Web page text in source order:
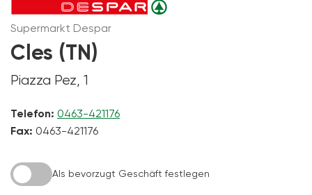
Supermarkt Despar
Cles (TN)
Piazza Pez, 1
Telefon: 0463-421176
Fax: 0463-421176
Als bevorzugt Geschäft festlegen